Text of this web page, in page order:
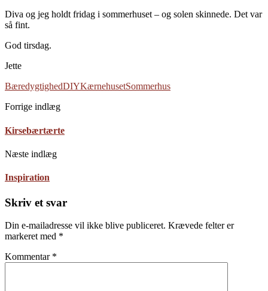
Diva og jeg holdt fridag i sommerhuset – og solen skinnede. Det var
så fint.
God tirsdag.
Jette
BæredygtighedDIYKærnehusetSommerhus
Forrige indlæg
Kirsebærtærte
Næste indlæg
Inspiration
Skriv et svar
Din e-mailadresse vil ikke blive publiceret. Krævede felter er
markeret med *
Kommentar *